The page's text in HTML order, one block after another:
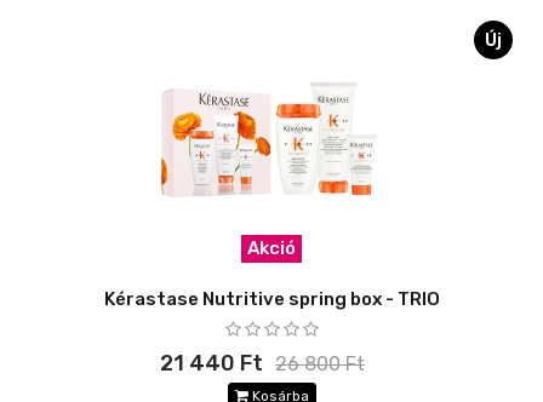
Új
Akció
Kérastase Nutritive spring box - TRIO
21 440 Ft 26 800 Ft
Kosárba